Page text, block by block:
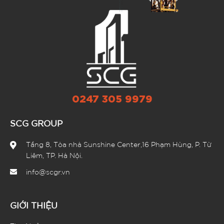
0247 305 9979
SCG GROUP
Tầng 8, Tòa nhà Sunshine Center,16 Phạm Hùng, P. Từ
Liêm, TP. Hà Nội.
info@scgr.vn
GIỚI THIỆU